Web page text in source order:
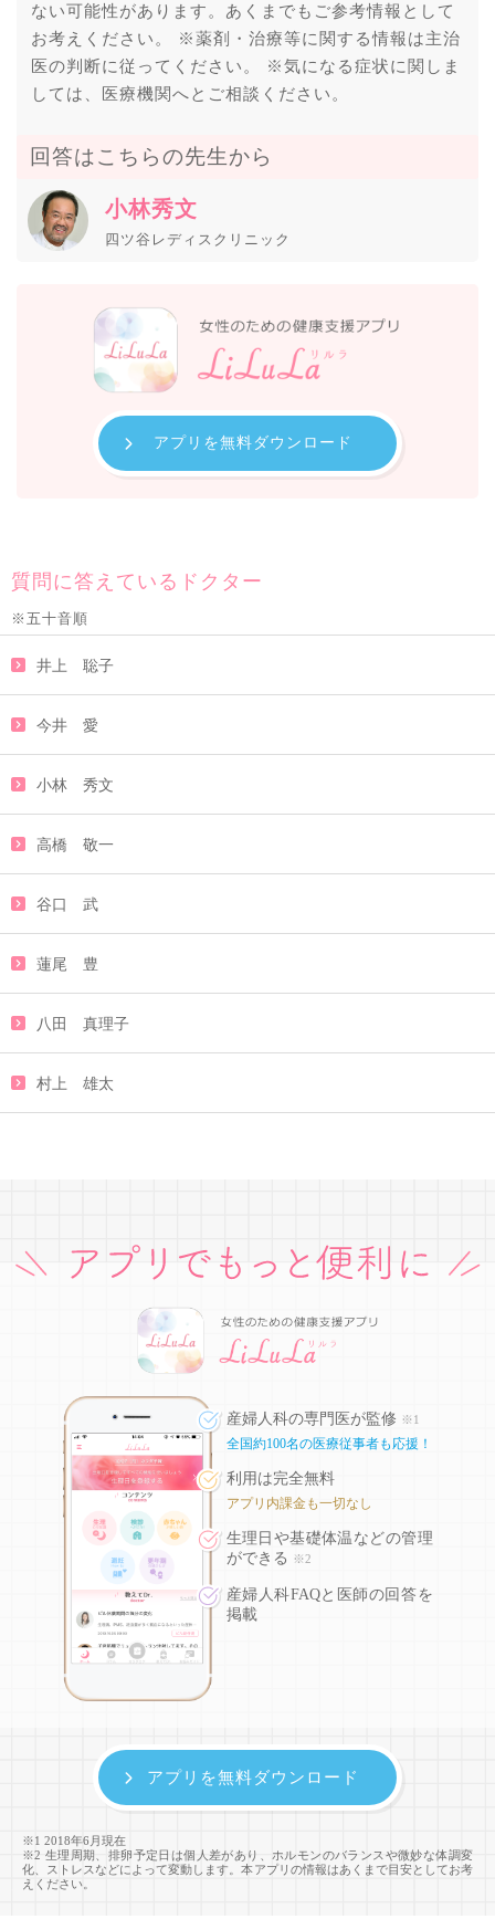
ない可能性があります。あくまでもご参考情報として
お考えください。 ※薬剤・治療等に関する情報は主治
医の判断に従ってください。 ※気になる症状に関しま
しては、医療機関へとご相談ください。
回答はこちらの先生から
小林秀文
四ツ谷レディスクリニック
アプリを無料ダウンロード
質問に答えているドクター
※五十音順
井上 聡子
今井 愛
小林 秀文
高橋 敬一
谷口 武
蓮尾 豊
八田 真理子
村上 雄太
産婦人科の専門医が監修 ※1
全国約100名の医療従事者も応援！
利用は完全無料
アプリ内課金も一切なし
生理日や基礎体温などの管理
ができる
※2
産婦人科FAQと医師の回答を
掲載
※1 2018年6月現在
※2 生理周期、排卵予定日は個人差があり、ホルモンのバランスや微妙な体調変
化、ストレスなどによって変動します。本アプリの情報はあくまで目安としてお考
えください。
アプリを無料ダウンロード